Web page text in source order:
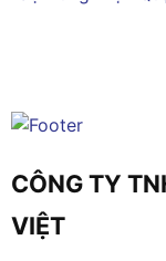
CÔNG TY
VIỆT